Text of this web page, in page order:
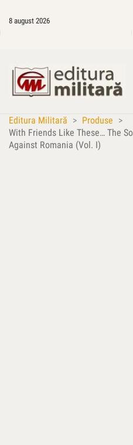
8 august 2026
Editura Militară > Produse >
With Friends Like These… The
Against Romania (Vol. I)